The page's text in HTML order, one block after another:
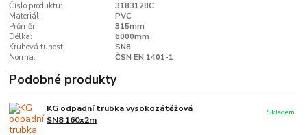
Číslo produktu:
3183128C
Materiál:
PVC
Průměr:
315mm
Délka:
6000mm
Kruhová tuhost:
SN8
Norma:
ČSN EN 1401-1
Podobné produkty
KG odpadní trubka vysokozátěžová
SN8 160x2m
Skladem